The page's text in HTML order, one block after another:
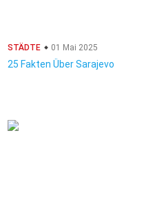
STÄDTE 01 Mai 2025
25 Fakten Über Sarajevo